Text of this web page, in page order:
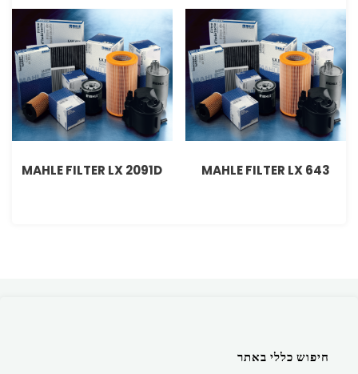
MAHLE FILTER LX 643
MAHLE FILTER LX 2091D
חיפוש כללי באתר